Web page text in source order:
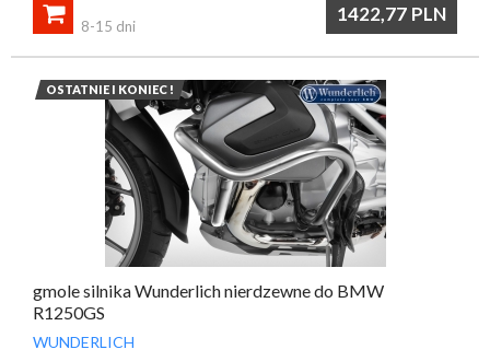
1422,77 PLN

8-15 dni
OSTATNIE I KONIEC !
gmole silnika Wunderlich nierdzewne do BMW
R1250GS
WUNDERLICH